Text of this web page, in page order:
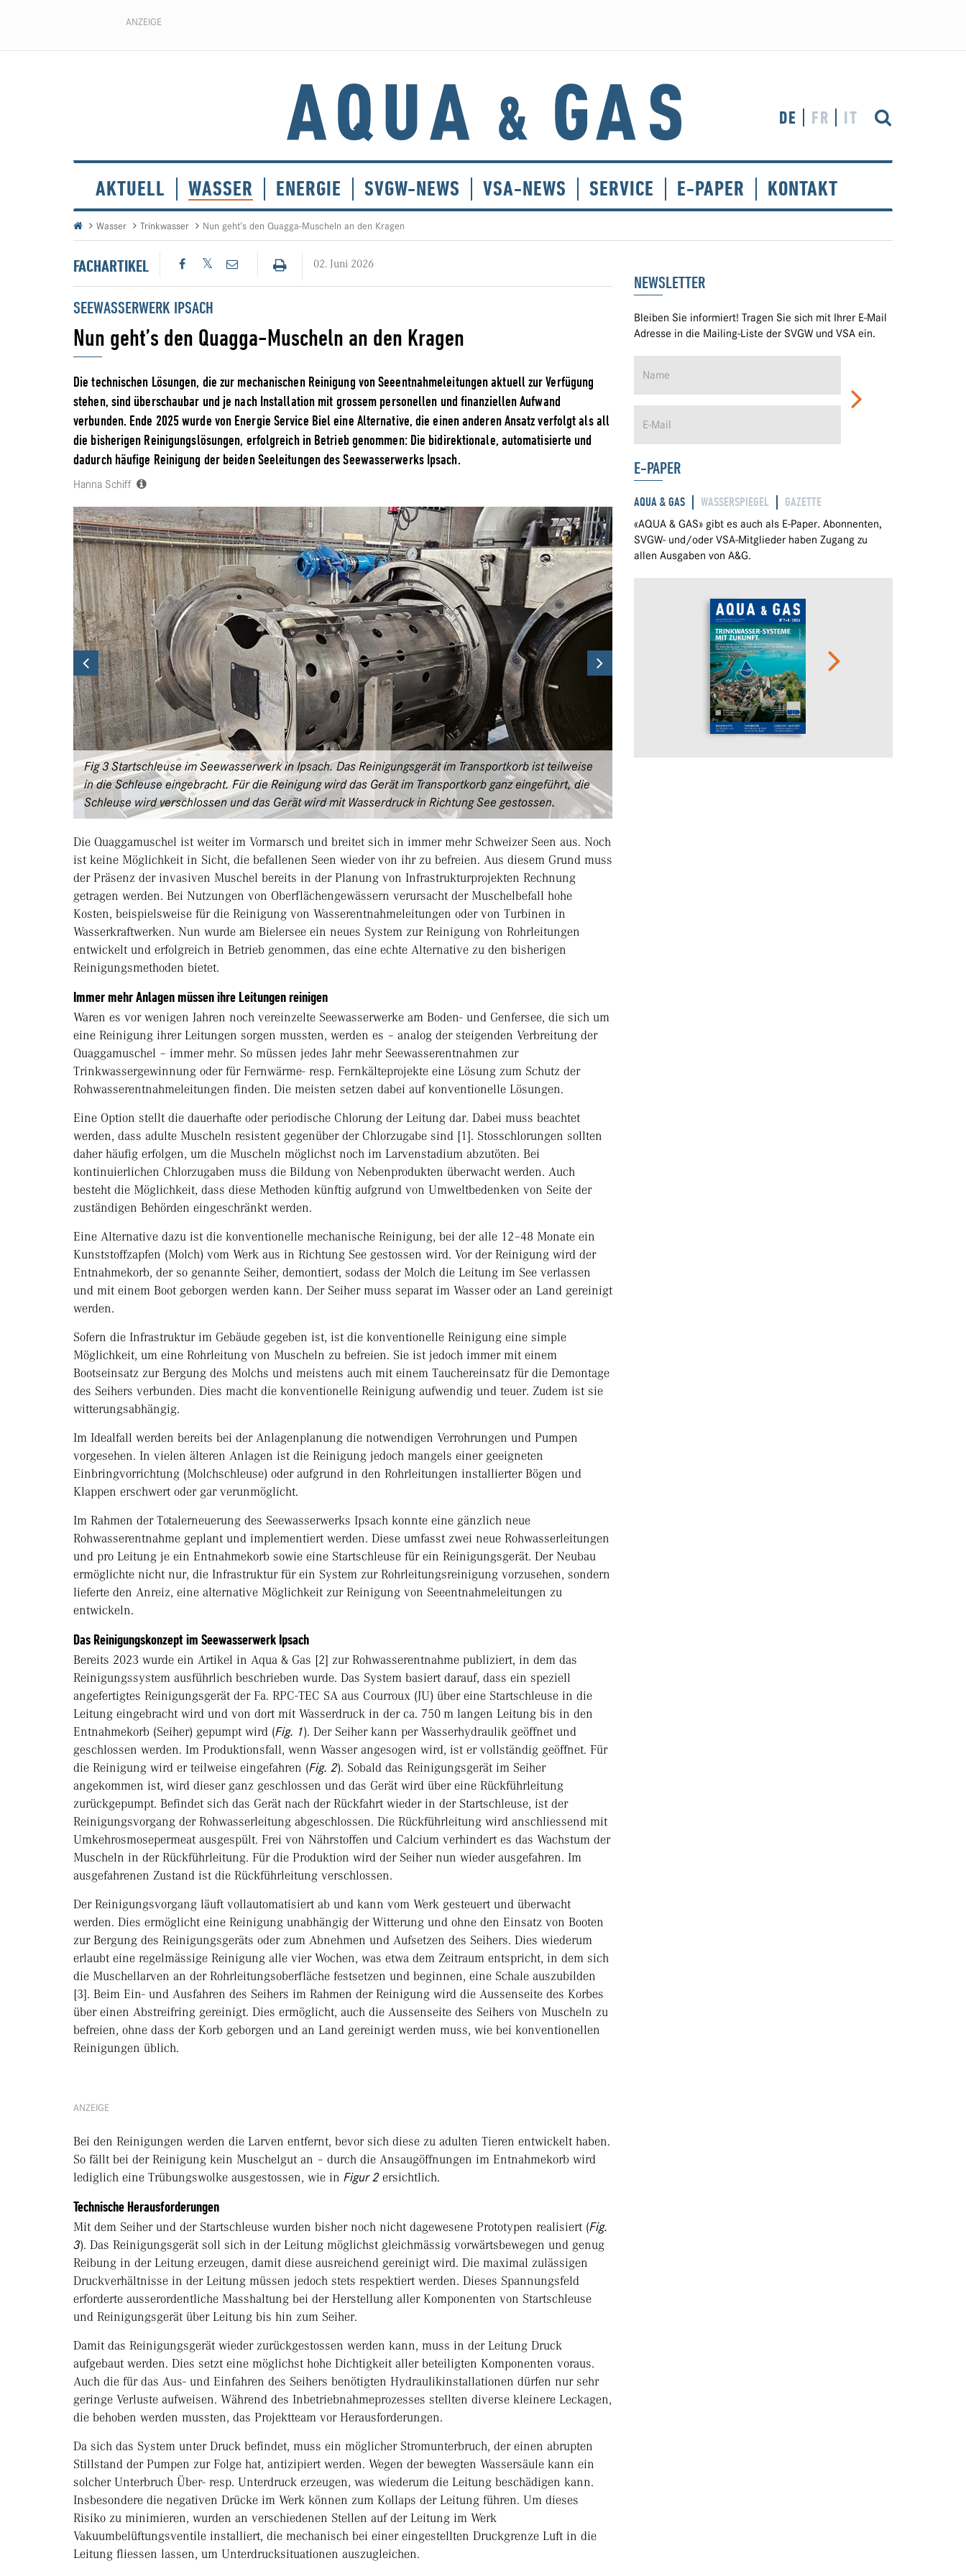
ANZEIGE
DE FR IT
AKTUELL WASSER ENERGIE SVGW-NEWS VSA-NEWS SERVICE E-PAPER KONTAKT
Wasser Trinkwasser Nun geht’s den Quagga-Muscheln an den Kragen
FACHARTIKEL 02. Juni 2026
SEEWASSERWERK IPSACH
Nun geht’s den Quagga-Muscheln an den Kragen
Die technischen Lösungen, die zur mechanischen Reinigung von Seeentnahmeleitungen aktuell zur Verfügung
stehen, sind überschaubar und je nach Installation mit grossem personellen und finanziellen Aufwand
verbunden. Ende 2025 wurde von Energie Service Biel eine Alternative, die einen anderen Ansatz verfolgt als all
die bisherigen Reinigungslösungen, erfolgreich in Betrieb genommen: Die bidirektionale, automatisierte und
dadurch häufige Reinigung der beiden Seeleitungen des Seewasserwerks Ipsach.
Hanna Schiff
Fig 3 Startschleuse im Seewasserwerk in Ipsach. Das Reinigungsgerät im Transportkorb ist teilweise
in die Schleuse eingebracht. Für die Reinigung wird das Gerät im Transportkorb ganz eingeführt, die
Schleuse wird verschlossen und das Gerät wird mit Wasserdruck in Richtung See gestossen.
Previous
Die Quaggamuschel ist weiter im Vormarsch und breitet sich in immer mehr Schweizer Seen aus. Noch
ist keine Möglichkeit in Sicht, die befallenen Seen wieder von ihr zu befreien. Aus diesem Grund muss
der Präsenz der invasiven Muschel bereits in der Planung von Infrastrukturprojekten Rechnung
getragen werden. Bei Nutzungen von Oberflächengewässern verursacht der Muschelbefall hohe
Kosten, beispielsweise für die Reinigung von Wasserentnahmeleitungen oder von Turbinen in
Wasserkraftwerken. Nun wurde am Bielersee ein neues System zur Reinigung von Rohrleitungen
entwickelt und erfolgreich in Betrieb genommen, das eine echte Alternative zu den bisherigen
Reinigungsmethoden bietet.
Immer mehr Anlagen müssen ihre Leitungen reinigen
Waren es vor wenigen Jahren noch vereinzelte Seewasserwerke am Boden- und Genfersee, die sich um
eine Reinigung ihrer Leitungen sorgen mussten, werden es – analog der steigenden Verbreitung der
Quaggamuschel – immer mehr. So müssen jedes Jahr mehr Seewasserentnahmen zur
Trinkwassergewinnung oder für Fernwärme- resp. Fernkälteprojekte eine Lösung zum Schutz der
Rohwasserentnahmeleitungen finden. Die meisten setzen dabei auf konventionelle Lösungen.
Eine Option stellt die dauerhafte oder periodische Chlorung der Leitung dar. Dabei muss beachtet
werden, dass adulte Muscheln resistent gegenüber der Chlorzugabe sind [1]. Stosschlorungen sollten
daher häufig erfolgen, um die Muscheln möglichst noch im Larvenstadium abzutöten. Bei
kontinuierlichen Chlorzugaben muss die Bildung von Nebenprodukten überwacht werden. Auch
besteht die Möglichkeit, dass diese Methoden künftig aufgrund von Umweltbedenken von Seite der
zuständigen Behörden eingeschränkt werden.
Eine Alternative dazu ist die konventionelle mechanische Reinigung, bei der alle 12–48 Monate ein
Kunststoffzapfen (Molch) vom Werk aus in Richtung See gestossen wird. Vor der Reinigung wird der
Entnahmekorb, der so genannte Seiher, demontiert, sodass der Molch die Leitung im See verlassen
und mit einem Boot geborgen werden kann. Der Seiher muss separat im Wasser oder an Land gereinigt
werden.
Sofern die Infrastruktur im Gebäude gegeben ist, ist die konventionelle Reinigung eine simple
Möglichkeit, um eine Rohrleitung von Muscheln zu befreien. Sie ist jedoch immer mit einem
Bootseinsatz zur Bergung des Molchs und meistens auch mit einem Tauchereinsatz für die Demontage
des Seihers verbunden. Dies macht die konventionelle Reinigung aufwendig und teuer. Zudem ist sie
witterungsabhängig.
Im Idealfall werden bereits bei der Anlagenplanung die notwendigen Verrohrungen und Pumpen
vorgesehen. In vielen älteren Anlagen ist die Reinigung jedoch mangels einer geeigneten
Einbringvorrichtung (Molchschleuse) oder aufgrund in den Rohrleitungen installierter Bögen und
Klappen erschwert oder gar verunmöglicht.
Im Rahmen der Totalerneuerung des Seewasserwerks Ipsach konnte eine gänzlich neue
Rohwasserentnahme geplant und implementiert werden. Diese umfasst zwei neue Rohwasserleitungen
und pro Leitung je ein Entnahmekorb sowie eine Startschleuse für ein Reinigungsgerät. Der Neubau
ermöglichte nicht nur, die Infrastruktur für ein System zur Rohrleitungsreinigung vorzusehen, sondern
lieferte den Anreiz, eine alternative Möglichkeit zur Reinigung von Seeentnahmeleitungen zu
entwickeln.
Das Reinigungskonzept im Seewasserwerk Ipsach
Bereits 2023 wurde ein Artikel in Aqua & Gas [2] zur Rohwasserentnahme publiziert, in dem das
Reinigungssystem ausführlich beschrieben wurde. Das System basiert darauf, dass ein speziell
angefertigtes Reinigungsgerät der Fa. RPC-TEC SA aus Courroux (JU) über eine Startschleuse in die
Leitung eingebracht wird und von dort mit Wasserdruck in der ca. 750 m langen Leitung bis in den
Entnahmekorb (Seiher) gepumpt wird (Fig. 1). Der Seiher kann per Wasserhydraulik geöffnet und
geschlossen werden. Im Produktionsfall, wenn Wasser angesogen wird, ist er vollständig geöffnet. Für
die Reinigung wird er teilweise eingefahren (Fig. 2). Sobald das Reinigungsgerät im Seiher
angekommen ist, wird dieser ganz geschlossen und das Gerät wird über eine Rückführleitung
zurückgepumpt. Befindet sich das Gerät nach der Rückfahrt wieder in der Startschleuse, ist der
Reinigungsvorgang der Rohwasserleitung abgeschlossen. Die Rückführleitung wird anschliessend mit
Umkehrosmosepermeat ausgespült. Frei von Nährstoffen und Calcium verhindert es das Wachstum der
Muscheln in der Rückführleitung. Für die Produktion wird der Seiher nun wieder ausgefahren. Im
ausgefahrenen Zustand ist die Rückführleitung verschlossen.
Der Reinigungsvorgang läuft vollautomatisiert ab und kann vom Werk gesteuert und überwacht
werden. Dies ermöglicht eine Reinigung unabhängig der Witterung und ohne den Einsatz von Booten
zur Bergung des Reinigungsgeräts oder zum Abnehmen und Aufsetzen des Seihers. Dies wiederum
erlaubt eine regelmässige Reinigung alle vier Wochen, was etwa dem Zeitraum entspricht, in dem sich
die Muschellarven an der Rohrleitungsoberfläche festsetzen und beginnen, eine Schale auszubilden
[3]. Beim Ein- und Ausfahren des Seihers im Rahmen der Reinigung wird die Aussenseite des Korbes
über einen Abstreifring gereinigt. Dies ermöglicht, auch die Aussenseite des Seihers von Muscheln zu
befreien, ohne dass der Korb geborgen und an Land gereinigt werden muss, wie bei konventionellen
Reinigungen üblich.
ANZEIGE
Bei den Reinigungen werden die Larven entfernt, bevor sich diese zu adulten Tieren entwickelt haben.
So fällt bei der Reinigung kein Muschelgut an – durch die Ansaugöffnungen im Entnahmekorb wird
lediglich eine Trübungswolke ausgestossen, wie in Figur 2ersichtlich.
Technische Herausforderungen
Mit dem Seiher und der Startschleuse wurden bisher noch nicht dagewesene Prototypen realisiert (Fig.
3). Das Reinigungsgerät soll sich in der Leitung möglichst gleichmässig vorwärtsbewegen und genug
Reibung in der Leitung erzeugen, damit diese ausreichend gereinigt wird. Die maximal zulässigen
Druckverhältnisse in der Leitung müssen jedoch stets respektiert werden. Dieses Spannungsfeld
erforderte ausserordentliche Masshaltung bei der Herstellung aller Komponenten von Startschleuse
und Reinigungsgerät über Leitung bis hin zum Seiher.
Damit das Reinigungsgerät wieder zurückgestossen werden kann, muss in der Leitung Druck
aufgebaut werden. Dies setzt eine möglichst hohe Dichtigkeit aller beteiligten Komponenten voraus.
Auch die für das Aus- und Einfahren des Seihers benötigten Hydraulikinstallationen dürfen nur sehr
geringe Verluste aufweisen. Während des Inbetriebnahmeprozesses stellten diverse kleinere Leckagen,
die behoben werden mussten, das Projektteam vor Herausforderungen.
Da sich das System unter Druck befindet, muss ein möglicher Stromunterbruch, der einen abrupten
Stillstand der Pumpen zur Folge hat, antizipiert werden. Wegen der bewegten Wassersäule kann ein
solcher Unterbruch Über- resp. Unterdruck erzeugen, was wiederum die Leitung beschädigen kann.
Insbesondere die negativen Drücke im Werk können zum Kollaps der Leitung führen. Um dieses
Risiko zu minimieren, wurden an verschiedenen Stellen auf der Leitung im Werk
Vakuumbelüftungsventile installiert, die mechanisch bei einer eingestellten Druckgrenze Luft in die
Leitung fliessen lassen, um Unterdrucksituationen auszugleichen.
NEWSLETTER
Bleiben Sie informiert! Tragen Sie sich mit Ihrer E-Mail
Adresse in die Mailing-Liste der SVGW und VSA ein.
E-PAPER
AQUA & GAS WASSERSPIEGEL GAZETTE
«AQUA & GAS» gibt es auch als E-Paper. Abonnenten,
SVGW- und/oder VSA-Mitglieder haben Zugang zu
allen Ausgaben von A&G.